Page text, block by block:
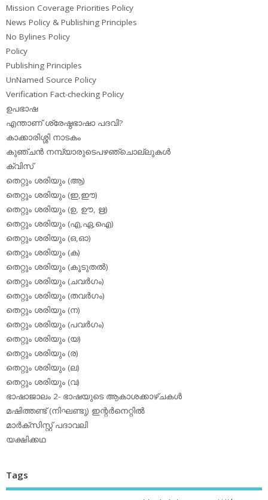
Mission Coverage Priorities Policy
News Policy & Publishing Principles
No Bylines Policy
Policy
Publishing Principles
UnNamed Source Policy
Verification Fact-checking Policy
ഉപഭാഷ
എന്താണ് ശ്രേഷ്ഠഭാഷാ പദവി?
കാക്കാരിശ്ശി നാടകം
കുഞ്ചന്‍ നമ്പ്യാരുടെപഴഞ്ചൊല്ലുകള്‍
ക്വിസ്
തെറ്റും ശരിയും (ആ)
തെറ്റും ശരിയും (ഇ,ഈ)
തെറ്റും ശരിയും (ഉ, ഊ, ഋ)
തെറ്റും ശരിയും (എ,ഏ,ഐ)
തെറ്റും ശരിയും (ഒ,ഓ)
തെറ്റും ശരിയും (ക)
തെറ്റും ശരിയും (കൂടുതല്‍)
തെറ്റും ശരിയും (ചവര്‍ഗം)
തെറ്റും ശരിയും (തവര്‍ഗം)
തെറ്റും ശരിയും (ന)
തെറ്റും ശരിയും (പവര്‍ഗം)
തെറ്റും ശരിയും (യ)
തെറ്റും ശരിയും (ര)
തെറ്റും ശരിയും (ല)
തെറ്റും ശരിയും (വ)
ഭാഷാജാലം 2- ഭാഷയുടെ ആകാശക്കാഴ്ചകള്‍
മഷിത്തണ്ട് (നിഘണ്ടു) ഇന്റര്‍നെറ്റില്‍
മാര്‍ക്‌സിസ്റ്റ് പദാവലി
യക്ഷിക്കഥ
Tags